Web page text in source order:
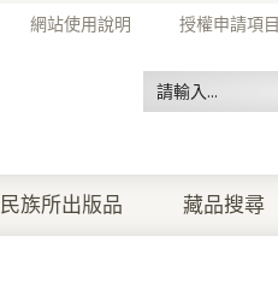
網站使用說明 授權申請項目
民族所出版品 藏品搜尋